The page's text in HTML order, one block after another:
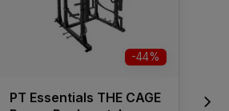
-44%
PT Essentials THE CAGE